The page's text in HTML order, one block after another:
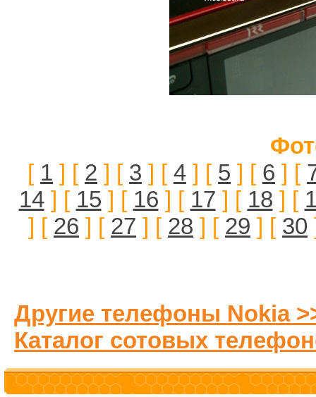
[ 1 ] [ 2 ] [ 3 ] [ 4 ] [ 5 ] [ 6 ] [
14] [ 15 ] [ 16 ] [ 17 ] [ 18 ] [
] [ 26 ] [ 27 ] [ 28 ] [ 29 ] [ 30
Другие телефоны Nokia
Каталог сотовых